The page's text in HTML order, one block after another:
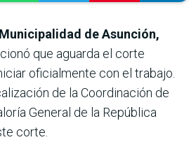
de Asunción,
que aguarda el corte
oficialmente con el trabajo.
de la Coordinación de
General de la República
corte.